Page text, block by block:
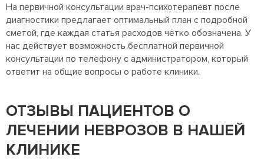
На первичной консультации врач-психотерапевт после
диагностики предлагает оптимальный план с подробной
сметой, где каждая статья расходов чётко обозначена. У
нас действует возможность бесплатной первичной
консультации по телефону с администратором, который
ответит на общие вопросы о работе клиники.
ОТЗЫВЫ ПАЦИЕНТОВ О
ЛЕЧЕНИИ НЕВРОЗОВ В НАШЕЙ
КЛИНИКЕ